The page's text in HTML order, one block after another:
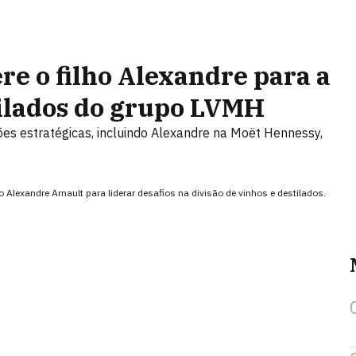
o filho Alexandre para a
do grupo LVMH
estratégicas, incluindo Alexandre na Moët Hennessy,
Arnault para liderar desafios na divisão de vinhos e destilados.